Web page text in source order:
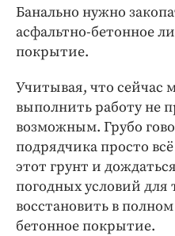
Банально нужно
асфальтно-бетонное
покрытие.
Учитывая, что сейчас
выполнить работу не
возможным. Грубо
подрядчика просто
этот грунт и
погодных условий для
восстановить в
бетонное покрытие.